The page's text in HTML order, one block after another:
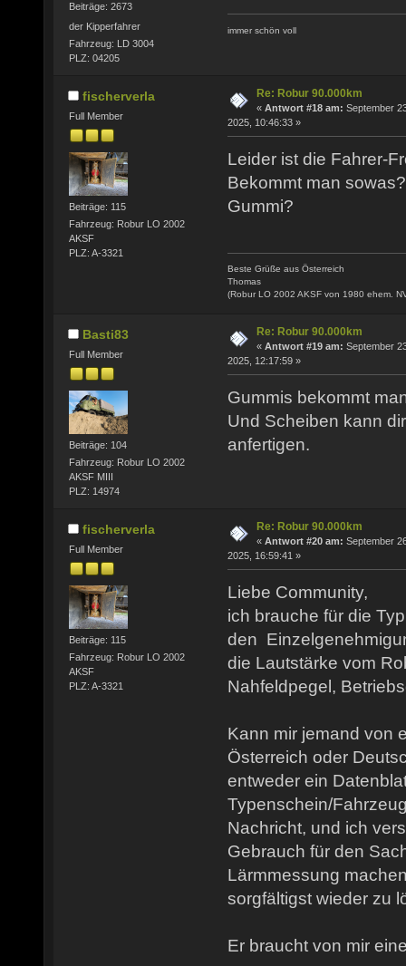
Beiträge: 2673
der Kipperfahrer
Fahrzeug: LD 3004
PLZ: 04205
immer schön voll
fischerverla
Full Member
Beiträge: 115
Fahrzeug: Robur LO 2002
AKSF
PLZ: A-3321
Re: Robur 90.000km
« Antwort #18 am: September
2025, 10:46:33 »
Leider ist die Fahrer-
Bekommt man
Gummi?
Beste Grüße aus Österreich
Thomas
(Robur LO 2002 AKSF von 1980 ehem.
Basti83
Full Member
Beiträge: 104
Fahrzeug: Robur LO 2002
AKSF MIII
PLZ: 14974
Re: Robur 90.000km
« Antwort #19 am: September
2025, 12:17:59 »
Gummis bekommt
Und Scheiben kann
anfertigen.
fischerverla
Full Member
Beiträge: 115
Fahrzeug: Robur LO 2002
AKSF
PLZ: A-3321
Re: Robur 90.000km
« Antwort #20 am: September
2025, 16:59:41 »
Liebe Community,
ich brauche für die
den
die Lautstärke vom
Nahfeldpegel,
Kann mir jemand von
Österreich oder
entweder ein
Typenschein/
Nachricht, und ich
Gebrauch für den
Lärmmessung
sorgfältigst wieder zu
Er braucht von mir